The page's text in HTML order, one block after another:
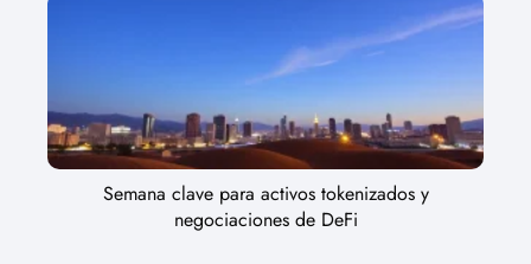
Semana clave para activos tokenizados y
negociaciones de DeFi